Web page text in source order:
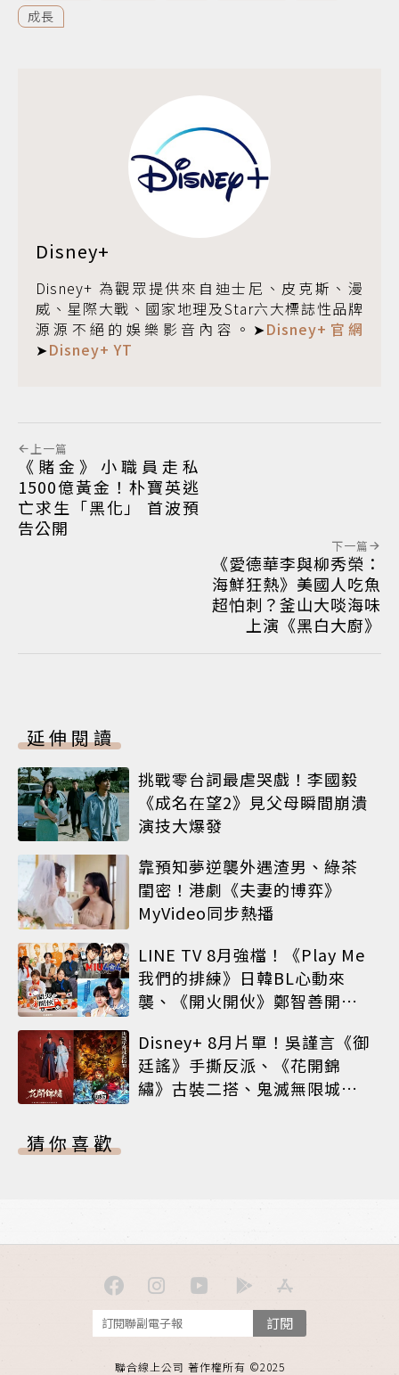
成長
Disney+
Disney+ 為觀眾提供來自迪士尼、皮克斯、漫
威、星際大戰、國家地理及Star六大標誌性品牌
源源不絕的娛樂影音內容。➤Disney+官網
➤Disney+ YT
上一篇
《賭金》小職員走私
1500億黃金！朴寶英逃
亡求生「黑化」 首波預
告公開
下一篇
《愛德華李與柳秀榮：
海鮮狂熱》美國人吃魚
超怕刺？釜山大啖海味
上演《黑白大廚》
延伸閱讀
挑戰零台詞最虐哭戲！李國毅
《成名在望2》見父母瞬間崩潰
演技大爆發
靠預知夢逆襲外遇渣男、綠茶
閨密！港劇《夫妻的博弈》
MyVideo同步熱播
LINE TV 8月強檔！《Play Me
我們的排練》日韓BL心動來
襲、《開火開伙》鄭智善開餐
歸
Disney+ 8月片單！吳謹言《御
廷謠》手撕反派、《花開錦
繡》古裝二搭、鬼滅無限城震
猜你喜歡
訂閱
聯合線上公司 著作權所有 ©2025